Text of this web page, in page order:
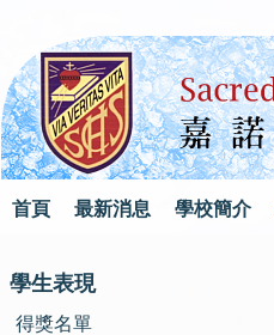
首頁 最新消息 學校簡介
學生表現
得獎名單